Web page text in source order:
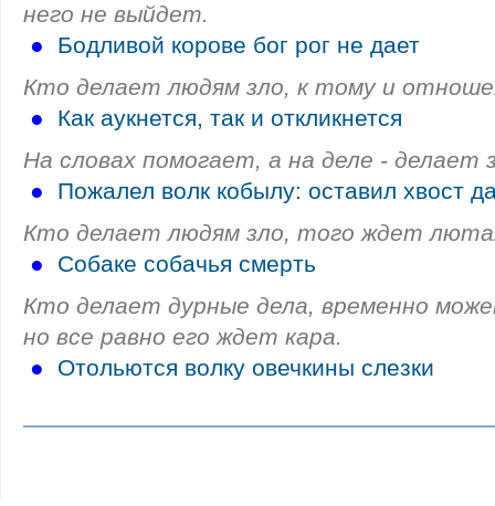
него не выйдет.
●
Бодливой корове бог рог не дает
Кто делает людям зло, к тому и
●
Как аукнется, так и откликнется
На словах помогает, а на деле - делает
●
Пожалел волк кобылу: оставил хвост
Кто делает людям зло, того ждет
●
Собаке собачья смерть
Кто делает дурные дела, временно
но все равно его ждет кара.
●
Отольются волку овечкины слезки